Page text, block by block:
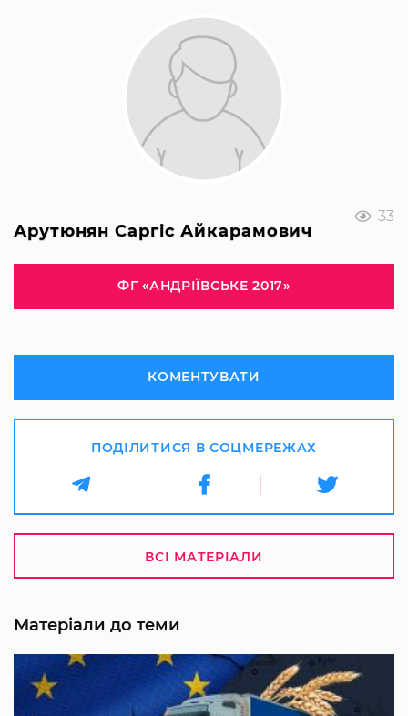
33
Арутюнян Саргіс Айкарамович
ФГ «АНДРІЇВСЬКЕ 2017»
КОМЕНТУВАТИ
ПОДІЛИТИСЯ В СОЦМЕРЕЖАХ
ВСІ МАТЕРІАЛИ
Матеріали до теми